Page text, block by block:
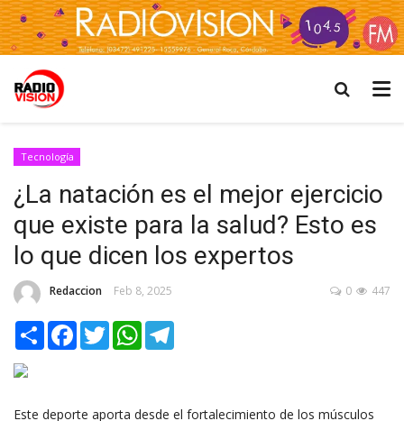
Tecnología
¿La natación es el mejor ejercicio
que existe para la salud? Esto es
lo que dicen los expertos
Redaccion Feb 8, 2025 447
0
Share Facebook
TwitterWhatsApp
Este deporte aporta desde el fortalecimiento de los músculos